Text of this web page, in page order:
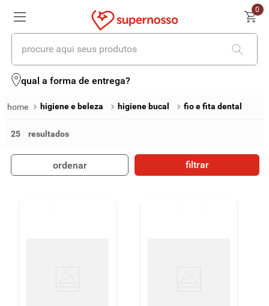
0
procure aqui seus produtos
qual a forma de entrega?
higiene e beleza higiene bucal fio e fita dental
25
ordenar filtrar
termos mais buscados
4º iogurte